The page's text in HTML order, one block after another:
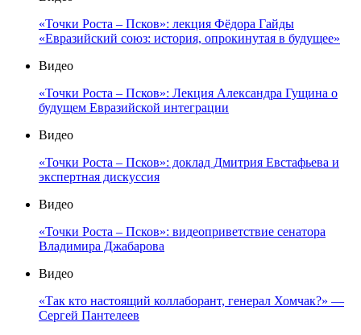
«Точки Роста – Псков»: лекция Фёдора Гайды
«Евразийский союз: история, опрокинутая в будущее»
Видео
«Точки Роста – Псков»: Лекция Александра Гущина о
будущем Евразийской интеграции
Видео
«Точки Роста – Псков»: доклад Дмитрия Евстафьева и
экспертная дискуссия
Видео
«Точки Роста – Псков»: видеоприветствие сенатора
Владимира Джабарова
Видео
«Так кто настоящий коллаборант, генерал Хомчак?» —
Сергей Пантелеев